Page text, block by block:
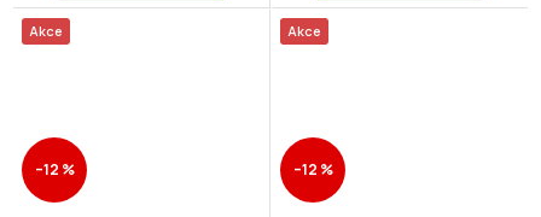
Akce
–12 %
Akce
–12 %